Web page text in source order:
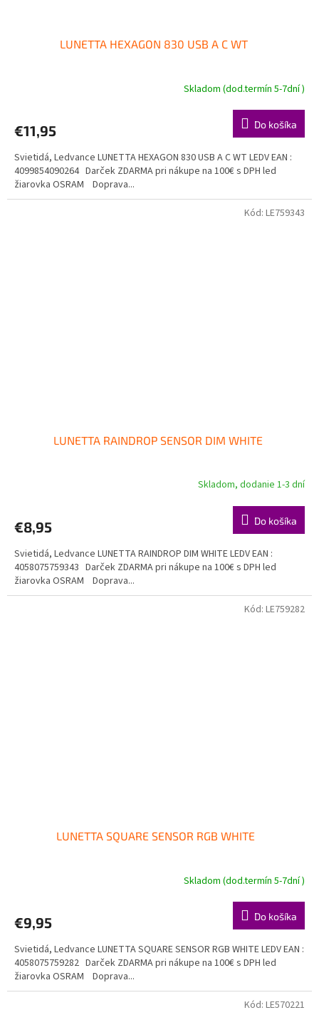
LUNETTA HEXAGON 830 USB A C WT
Skladom (dod.termín 5-7dní )
€11,95 Do košíka
Svietidá, Ledvance LUNETTA HEXAGON 830 USB A C WT LEDV EAN :
4099854090264 Darček ZDARMA pri nákupe na 100€ s DPH led
žiarovka OSRAM Doprava...
LUNETTA RAINDROP SENSOR DIM WHITE
Skladom, dodanie 1-3 dní
€8,95 Do košíka
Svietidá, Ledvance LUNETTA RAINDROP DIM WHITE LEDV EAN :
4058075759343 Darček ZDARMA pri nákupe na 100€ s DPH led
žiarovka OSRAM Doprava...
Kód: LE759343
LUNETTA SQUARE SENSOR RGB WHITE
Skladom (dod.termín 5-7dní )
€9,95 Do košíka
Svietidá, Ledvance LUNETTA SQUARE SENSOR RGB WHITE LEDV EAN :
4058075759282 Darček ZDARMA pri nákupe na 100€ s DPH led
žiarovka OSRAM Doprava...
Kód: LE759282
Kód: LE570221